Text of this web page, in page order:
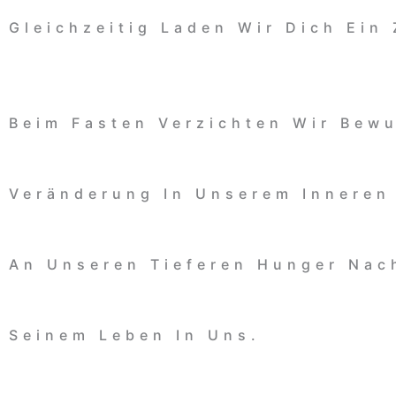
Gleichzeitig Laden Wir Dich Ein
Beim Fasten Verzichten Wir
Veränderung In Unserem
An Unseren Tieferen Hunger
Seinem Leben In Uns.